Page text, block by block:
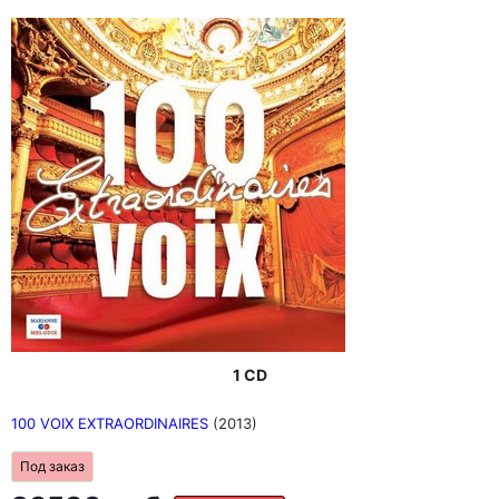
1 CD
100 VOIX EXTRAORDINAIRES (2013)
Под заказ